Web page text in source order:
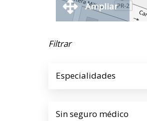
Ampliar
Filtrar
Especialidades
Sin seguro médico